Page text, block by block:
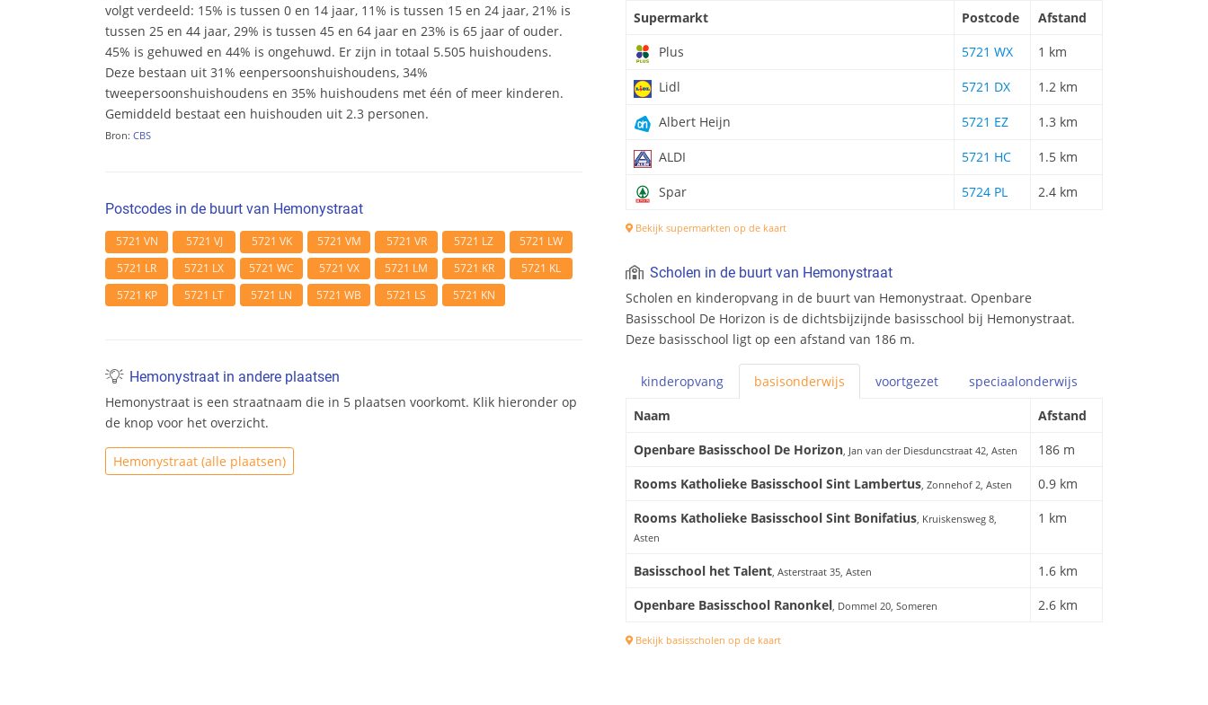
volgt verdeeld: 15% is tussen 0 en 14 jaar, 11% is tussen 15 en 24 jaar, 21% is
tussen 25 en 44 jaar, 29% is tussen 45 en 64 jaar en 23% is 65 jaar of ouder.
45% is gehuwed en 44% is ongehuwd. Er zijn in totaal 5.505 huishoudens.
Deze bestaan uit 31% eenpersoonshuishoudens, 34%
tweepersoonshuishoudens en 35% huishoudens met één of meer kinderen.
Gemiddeld bestaat een huishouden uit 2.3 personen.
Bron: CBS
Postcodes in de buurt van Hemonystraat
5721 VN 5721 VJ 5721 VK 5721 VM 5721 VR 5721 LZ
5721 LW
5721 LR
5721 LX 5721 WC 5721 VX 5721 LM 5721 KR
5721 KL
5721 KP
5721 LT 5721 LN 5721 WB 5721 LS 5721 KN
Hemonystraat in andere plaatsen
Hemonystraat is een straatnaam die in 5 plaatsen voorkomt. Klik hieronder op
de knop voor het overzicht.
Hemonystraat (alle plaatsen)
Supermarkt Postcode
Afstand
Plus
5721 WX 1 km
Lidl 5721 DX 1.2 km
Albert Heijn 5721 EZ 1.3 km
ALDI 5721 HC 1.5 km
Spar 5724 PL 2.4 km
Bekijk supermarkten op de kaart
Scholen in de buurt van Hemonystraat
Scholen en kinderopvang in de buurt van Hemonystraat. Openbare
Basisschool De Horizon is de dichtsbijzijnde basisschool bij Hemonystraat.
Deze basisschool ligt op een afstand van 186 m.
kinderopvang basisonderwijs voortgezet speciaalonderwijs
Naam
Afstand
Openbare Basisschool De Horizon, Jan van der Diesduncstraat 42, Asten
186 m
Rooms Katholieke Basisschool Sint Lambertus, Zonnehof 2, Asten
0.9 km
Rooms Katholieke Basisschool Sint Bonifatius, Kruiskensweg 8,
Asten
1 km
Basisschool het Talent, Asterstraat 35, Asten
1.6 km
Openbare Basisschool Ranonkel, Dommel 20, Someren 2.6 km
Bekijk basisscholen op de kaart